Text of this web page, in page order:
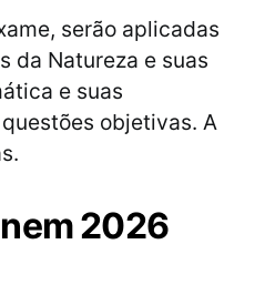
serão aplicadas
da Natureza e suas
e suas
objetivas. A
2026